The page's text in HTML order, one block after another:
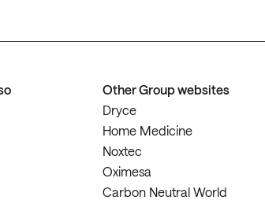
Other Group websites
Dryce
Home Medicine
Noxtec
Oximesa
Carbon Neutral World